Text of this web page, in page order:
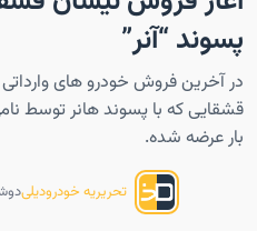
پسوند “آنر”
قشقایی که با پسوند هانر توسط
بار عرضه شده.
تحریریه خودرودیلیدوشنبه -